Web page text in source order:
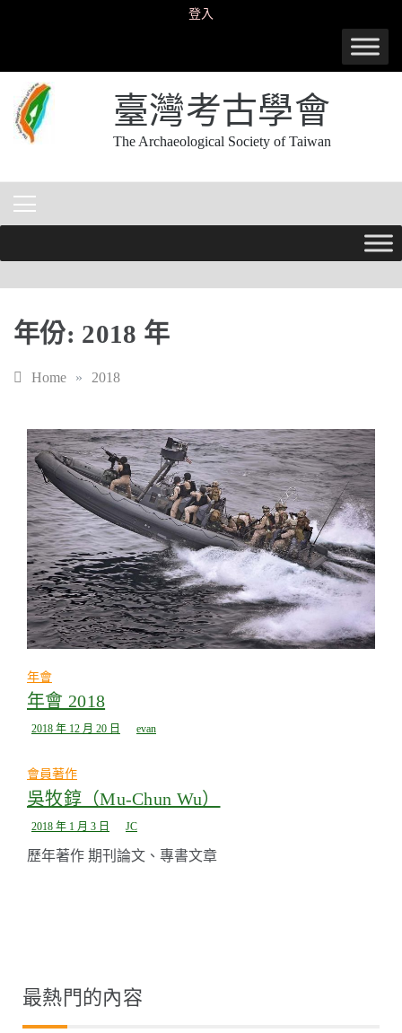
登入
臺灣考古學會
The Archaeological Society of Taiwan
年份: 2018 年
Home » 2018
年會
年會 2018
2018 年 12 月 20 日 evan
會員著作
吳牧錞（Mu-Chun Wu）
2018 年 1 月 3 日 JC
歷年著作 期刊論文、專書文章
最熱門的內容